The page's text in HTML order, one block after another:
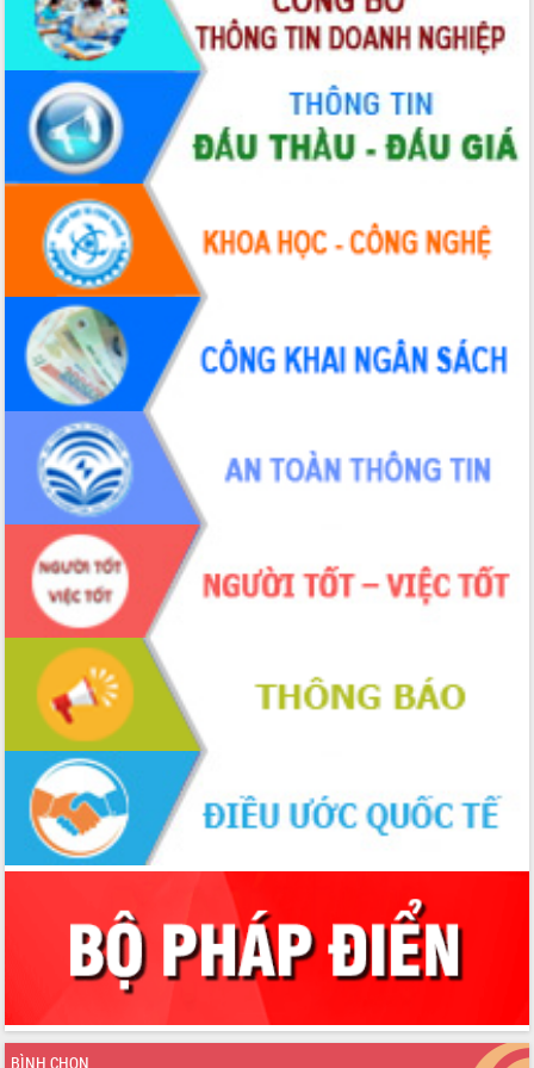
Họp báo thông tin về Hội nghị Công bố
Quy hoạch và Xúc tiến đầu tư tỉnh Đắk
Khơi thông điểm nghẽn, đẩy nhanh
giải ngân vốn khắc phục thiên tai
HĐND tỉnh thông qua điều chỉnh Quy
hoạch tỉnh thời kỳ 2021-2030
Hội thảo góp ý hồ sơ điều chỉnh quy
hoạch tỉnh Đắk Lắk thời kỳ 2021-2030,
tầm nhìn đến năm 2050
Nâng cao hiệu quả hoạt động của các
doanh nghiệp nhà nước
Hội nghị triển khai kết nối mạng
truyền số liệu chuyên dùng phục vụ cơ
quan Đảng, Nhà nước
Lễ phát động chuỗi hoạt động chung
tay làm sạch môi trường
Xã Ea Kar bước chuyển mình trong
công tác cải cách hành chính mô hình
mới
UBND tỉnh họp báo định kỳ tháng 4
năm 2026
Hội thảo khoa học “Giải pháp thúc đẩy
phát triển nền kinh tế xanh tại tỉnh
Đắk Lắk”
Tăng cường giám sát, đôn đốc thực
hiện nhiệm vụ quản lý tài sản công
hàng tuần
Tháo gỡ những vướng mắc, đẩy mạnh
công tác cải cách thủ tục hành chính
tại Trung tâm Phục vụ hành chính
công tỉnh
Đắk Lắk: Tôn vinh 46 giải pháp tại Hội
Đắk Lắk rà soát, điều chỉnh Đề án 190
về phát triển nuôi trồng thủy sản
Phó Chủ tịch UBND tỉnh Đắk Lắk
Trương Công Thái kiểm tra thực địa
Dự án cao tốc Khánh Hòa - Buôn Ma
Thuột
BÌNH CHỌN